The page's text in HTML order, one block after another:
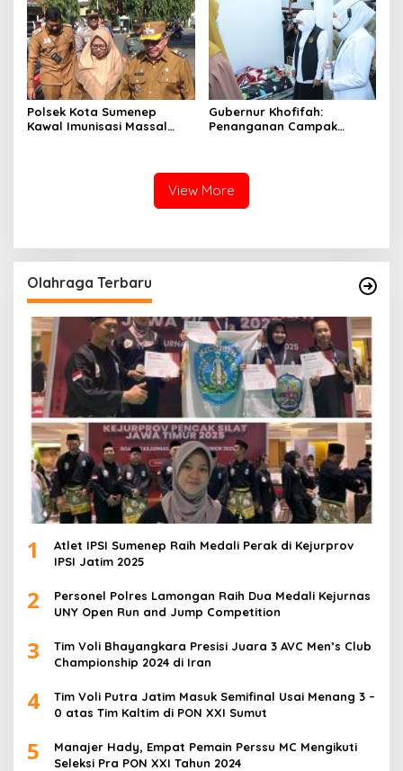
Polsek Kota Sumenep
Kawal Imunisasi Massal
Gubernur Khofifah:
Penanganan Campak
View More
Olahraga Terbaru
1
Atlet IPSI Sumenep Raih Medali Perak di Kejurprov
IPSI Jatim 2025
2
Personel Polres Lamongan Raih Dua Medali Kejurnas
UNY Open Run and Jump Competition
3
Tim Voli Bhayangkara Presisi Juara 3 AVC Men’s Club
Championship 2024 di Iran
4
Tim Voli Putra Jatim Masuk Semifinal Usai Menang 3 –
0 atas Tim Kaltim di PON XXI Sumut
5
Manajer Hady, Empat Pemain Perssu MC Mengikuti
Seleksi Pra PON XXI Tahun 2024